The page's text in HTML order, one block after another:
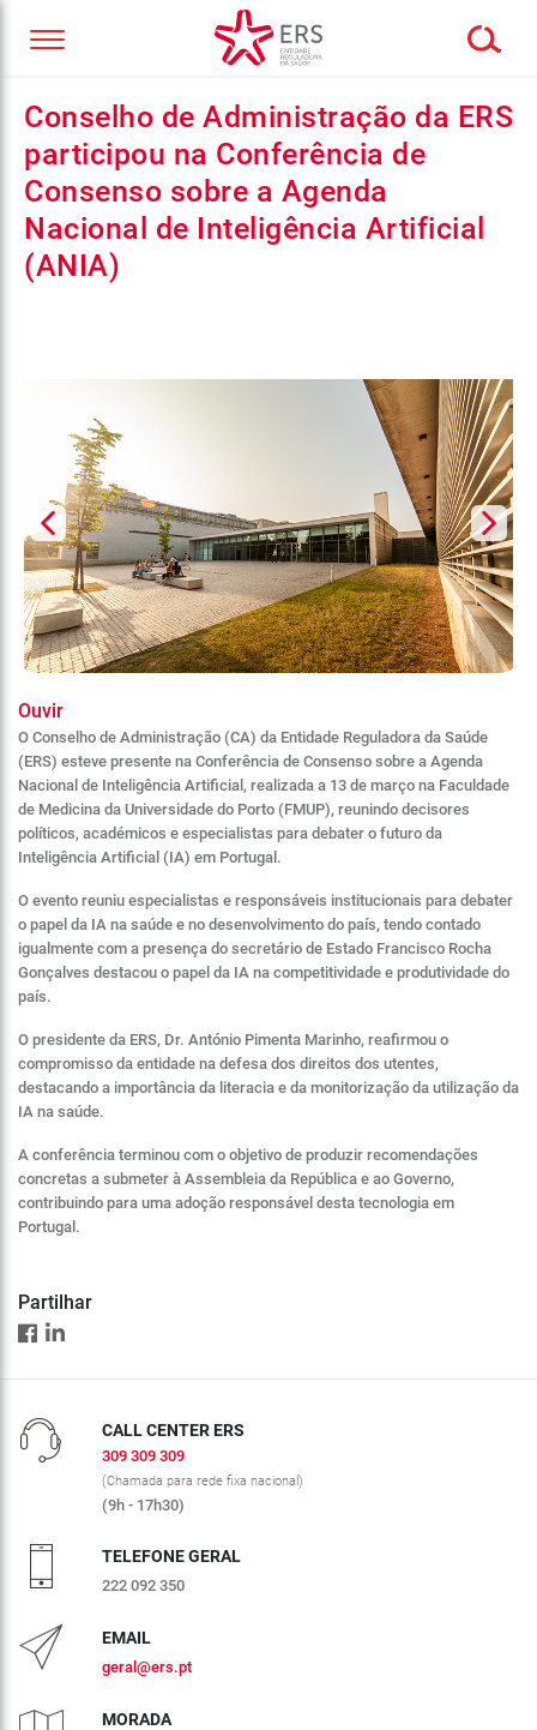
Conselho de Administração da ERS
participou na Conferência de
Consenso sobre a Agenda
Nacional de Inteligência Artificial
(ANIA)
Ouvir
O Conselho de Administração (CA) da Entidade Reguladora da Saúde
(ERS) esteve presente na Conferência de Consenso sobre a Agenda
Nacional de Inteligência Artificial, realizada a 13 de março na Faculdade
de Medicina da Universidade do Porto (FMUP), reunindo decisores
políticos, académicos e especialistas para debater o futuro da
Inteligência Artificial (IA) em Portugal.
O evento reuniu especialistas e responsáveis institucionais para debater
o papel da IA na saúde e no desenvolvimento do país, tendo contado
igualmente com a presença do secretário de Estado Francisco Rocha
Gonçalves destacou o papel da IA na competitividade e produtividade do
país.
O presidente da ERS, Dr. António Pimenta Marinho, reafirmou o
compromisso da entidade na defesa dos direitos dos utentes,
destacando a importância da literacia e da monitorização da utilização da
IA na saúde.
A conferência terminou com o objetivo de produzir recomendações
concretas a submeter à Assembleia da República e ao Governo,
contribuindo para uma adoção responsável desta tecnologia em
Portugal.
Partilhar
CALL CENTER ERS
309 309 309
(Chamada para rede fixa nacional)
(9h - 17h30)
TELEFONE GERAL
222 092 350
EMAIL
geral@ers.pt
MORADA